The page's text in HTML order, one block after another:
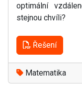
optimální
stejnou chvíli?
Řešení
Matematika